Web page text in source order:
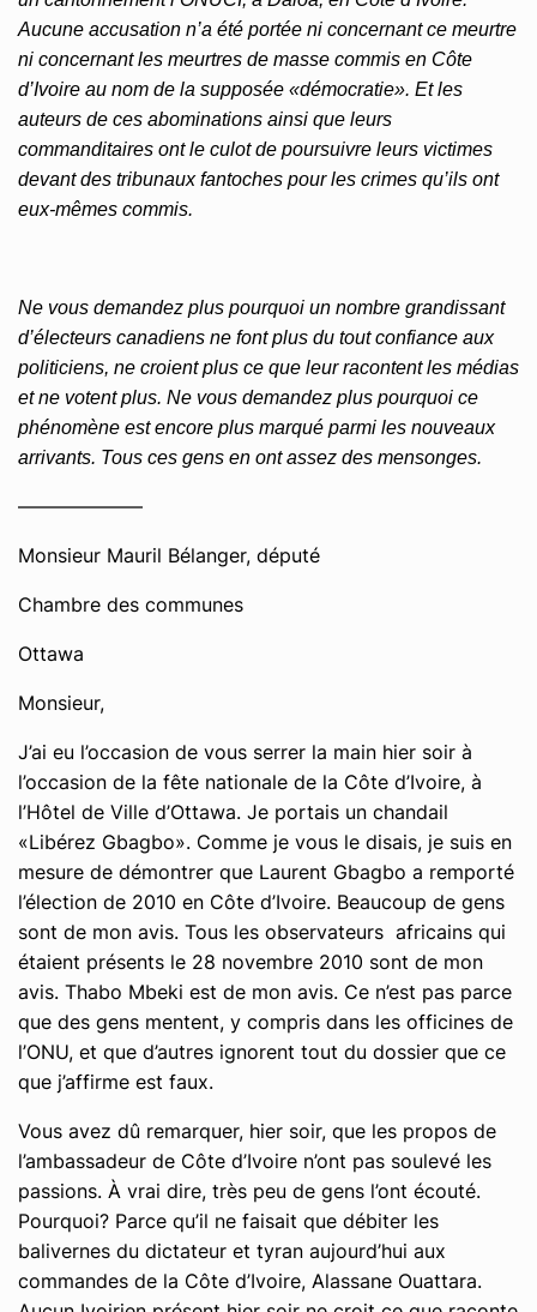
Aucune accusation n’a été portée ni concernant ce meurtre
ni concernant les meurtres de masse commis en Côte
d’Ivoire au nom de la supposée «démocratie». Et les
auteurs de ces abominations ainsi que leurs
commanditaires ont le culot de poursuivre leurs victimes
devant des tribunaux fantoches pour les crimes qu’ils ont
eux-mêmes commis.
Ne vous demandez plus pourquoi un nombre grandissant
d’électeurs canadiens ne font plus du tout confiance aux
politiciens, ne croient plus ce que leur racontent les médias
et ne votent plus. Ne vous demandez plus pourquoi ce
phénomène est encore plus marqué parmi les nouveaux
arrivants. Tous ces gens en ont assez des mensonges.
——————–
Monsieur Mauril Bélanger, député
Chambre des communes
Ottawa
Monsieur,
J’ai eu l’occasion de vous serrer la main hier soir à
l’occasion de la fête nationale de la Côte d’Ivoire, à
l’Hôtel de Ville d’Ottawa. Je portais un chandail
«Libérez Gbagbo». Comme je vous le disais, je suis en
mesure de démontrer que Laurent Gbagbo a remporté
l’élection de 2010 en Côte d’Ivoire. Beaucoup de gens
sont de mon avis. Tous les observateurs africains qui
étaient présents le 28 novembre 2010 sont de mon
avis. Thabo Mbeki est de mon avis. Ce n’est pas parce
que des gens mentent, y compris dans les officines de
l’ONU, et que d’autres ignorent tout du dossier que ce
que j’affirme est faux.
Vous avez dû remarquer, hier soir, que les propos de
l’ambassadeur de Côte d’Ivoire n’ont pas soulevé les
passions. À vrai dire, très peu de gens l’ont écouté.
Pourquoi? Parce qu’il ne faisait que débiter les
balivernes du dictateur et tyran aujourd’hui aux
commandes de la Côte d’Ivoire, Alassane Ouattara.